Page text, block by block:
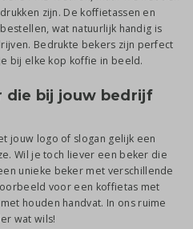
zijn. De koffietassen en
wat natuurlijk handig is
Bedrukte bekers zijn perfect
bij elke kop koffie in beeld.
die bij jouw bedrijf
jouw logo of slogan gelijk een
Wil je toch liever een beker die
unieke beker met verschillende
voor een koffietas met
houden handvat. In ons ruime
wat wils!